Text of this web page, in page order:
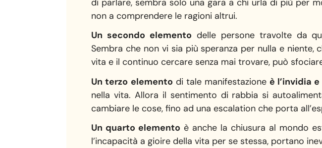
non a comprendere le ragioni altrui.
Un secondo elemento delle persone travolte da
Sembra che non vi sia più speranza per nulla e
vita e il continuo cercare senza mai trovare, può
Un terzo elemento di tale manifestazione è l’invidia
nella vita. Allora il sentimento di rabbia si
cambiare le cose, fino ad una escalation che porta
Un quarto elemento è anche la chiusura al mondo
l’incapacità a gioire della vita per se stessa, portano